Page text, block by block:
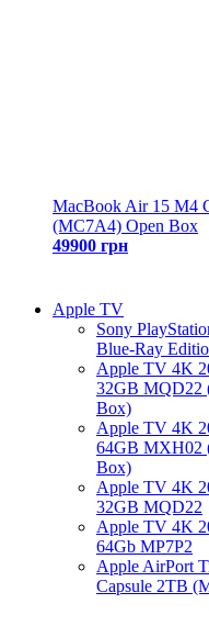
MacBook Air 15 M4
(MC7A4) Open Box
49900 грн
Apple TV
Sony
Blue-Ray
Apple TV 4K
32GB MQD22
Box)
Apple TV 4K
64GB MXH02
Box)
Apple TV 4K
32GB MQD22
Apple TV 4K
64Gb MP7P2
Apple AirPort
Capsule 2TB